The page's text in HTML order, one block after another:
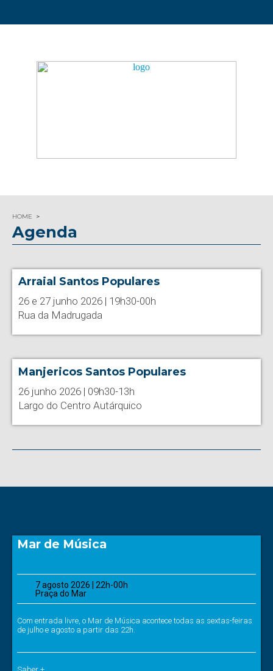
HOME
Agenda
Arraial Santos Populares
26 e 27 junho 2026 | 19h30-00h
Rua da Madrugada
Manjericos Santos Populares
26 junho 2026 | 09h30-13h
Largo do Centro Autárquico
Mar de Música
7 agosto 2026 | 22h-00h
Praça do Mar
Com entrada livre, o Mar de Música acontece todas as sextas-feiras
de julho e agosto a partir das 22h.